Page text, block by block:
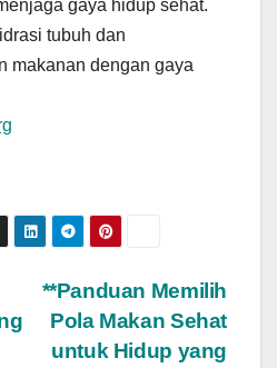
gaya hidup sehat.
tubuh dan
makanan dengan gaya
**Panduan Memilih
Pola Makan Sehat
untuk Hidup yang